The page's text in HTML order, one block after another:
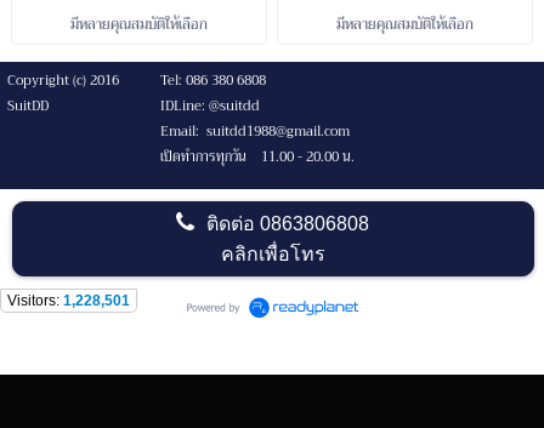
มีหลายคุณสมบัติให้เลือก มีหลายคุณสมบัติให้เลือก
Copyright (c) 2016
Tel: 086 380 6808
SuitDD
IDLine: @suitdd
Email: suitdd1988@gmail.com
เปิดทำการทุกวัน 11.00 - 20.00 น.
ติดต่อ0863806808
คลิกเพื่อโทร
Visitors: 1,228,501